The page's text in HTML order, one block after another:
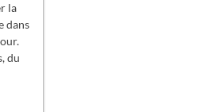
la
dans
du